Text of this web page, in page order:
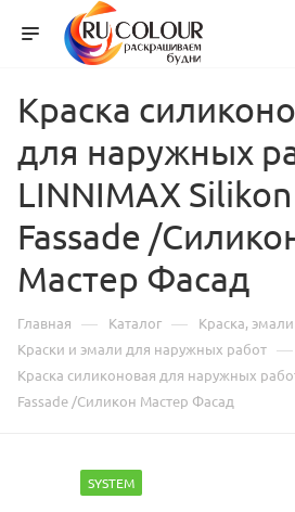
Краска
для наружных
LINNIMAX
Fassade /
Мастер Фасад
Главная — Каталог — Краска, эмали
Краски и эмали для наружных работ —
Краска силиконовая для наружных
Fassade /Силикон Мастер Фасад
SYSTEM